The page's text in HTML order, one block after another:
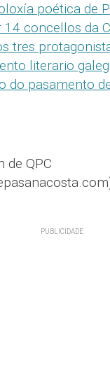
poética de
14 concellos da
tres
literario
do pasamento
de QPC